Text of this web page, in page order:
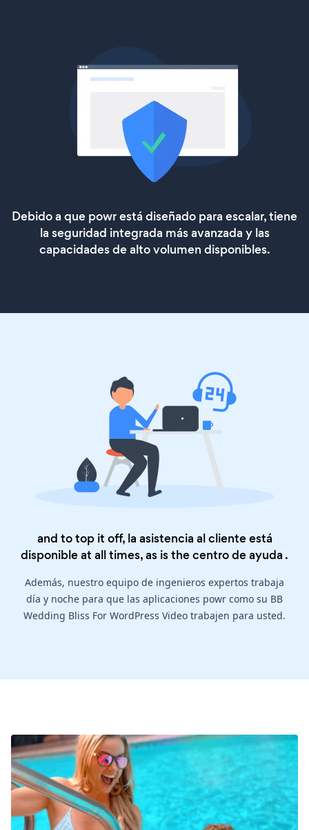
Debido a que powr está diseñado para escalar, tiene
la seguridad integrada más avanzada y las
capacidades de alto volumen disponibles.
and to top it off, la asistencia al cliente está
disponible at all times, as is thecentro de ayuda .
Además, nuestro equipo de ingenieros expertos trabaja
día y noche para que las aplicaciones powr como su BB
Wedding Bliss For WordPress Video trabajen para usted.